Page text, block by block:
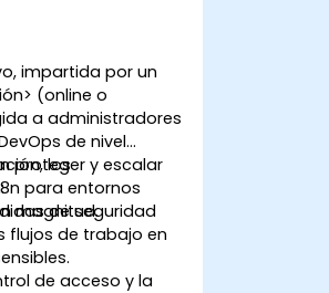
impartida por un
(online o
a administradores
de nivel
proteger y escalar
para entornos
magnitud.
los
de seguridad
flujos de trabajo en
de acceso y la